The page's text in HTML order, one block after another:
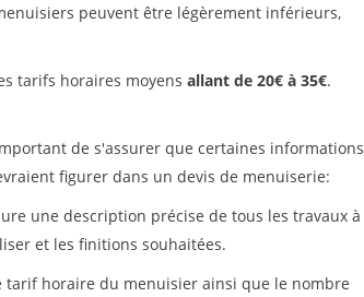
peuvent être légèrement inférieurs,
tarifs horaires moyens allant de 20€ à 35€.
de s'assurer que certaines informations
figurer dans un devis de menuiserie:
une description précise de tous les travaux à
et les finitions souhaitées.
horaire du menuisier ainsi que le nombre